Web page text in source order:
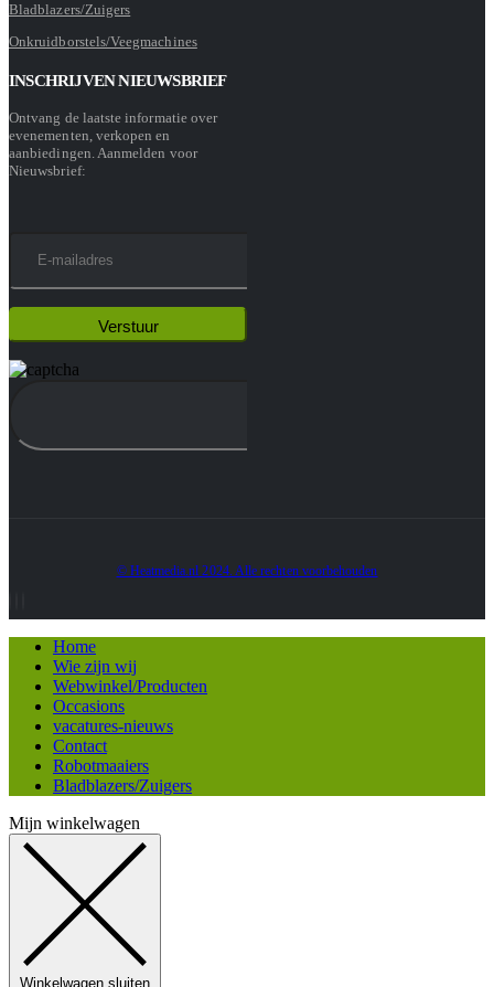
Bladblazers/Zuigers
Onkruidborstels/Veegmachines
INSCHRIJVEN NIEUWSBRIEF
Ontvang de laatste informatie over
evenementen, verkopen en
aanbiedingen. Aanmelden voor
Nieuwsbrief:
© Heatmedia.nl 2024. Alle rechten voorbehouden
Home
Wie zijn wij
Webwinkel/Producten
Occasions
vacatures-nieuws
Contact
Robotmaaiers
Bladblazers/Zuigers
Mijn winkelwagen
Winkelwagen sluiten